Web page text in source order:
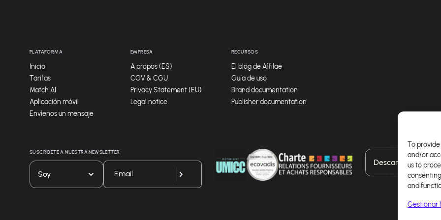
To
and/or
us to
and
Gestionar
PLATAFORMA
Inicio
Tarifas
Match AI
Aplicación móvil
Envíenos un mensaje
EMPRESA
A propos (ES)
CGV & CGU
Privacy Statement (EU)
Legal notice
RECURSOS
El blog de Affilae
Guía de uso
Brand documentation
Publisher documentation
SUSCRÍBETE A NUESTRA NEWSLETTER
Soy
Descarga nuestra